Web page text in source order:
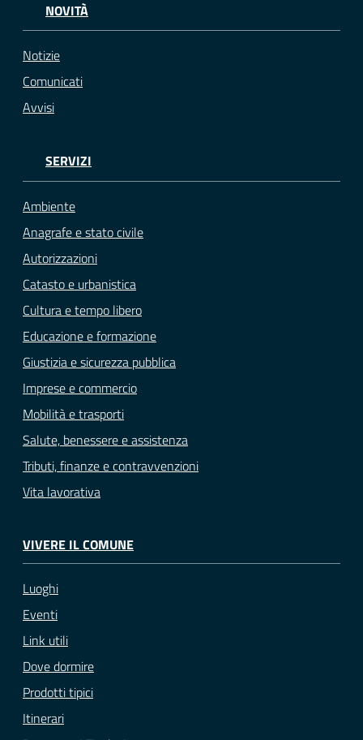
NOVITÀ
Notizie
Comunicati
Avvisi
SERVIZI
Ambiente
Anagrafe e stato civile
Autorizzazioni
Catasto e urbanistica
Cultura e tempo libero
Educazione e formazione
Giustizia e sicurezza pubblica
Imprese e commercio
Mobilità e trasporti
Salute, benessere e assistenza
Tributi, finanze e contravvenzioni
Vita lavorativa
VIVERE IL COMUNE
Luoghi
Eventi
Link utili
Dove dormire
Prodotti tipici
Itinerari